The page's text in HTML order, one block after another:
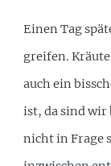
Einen Tag
greifen.
auch ein
ist, da sind wir
nicht in Frage